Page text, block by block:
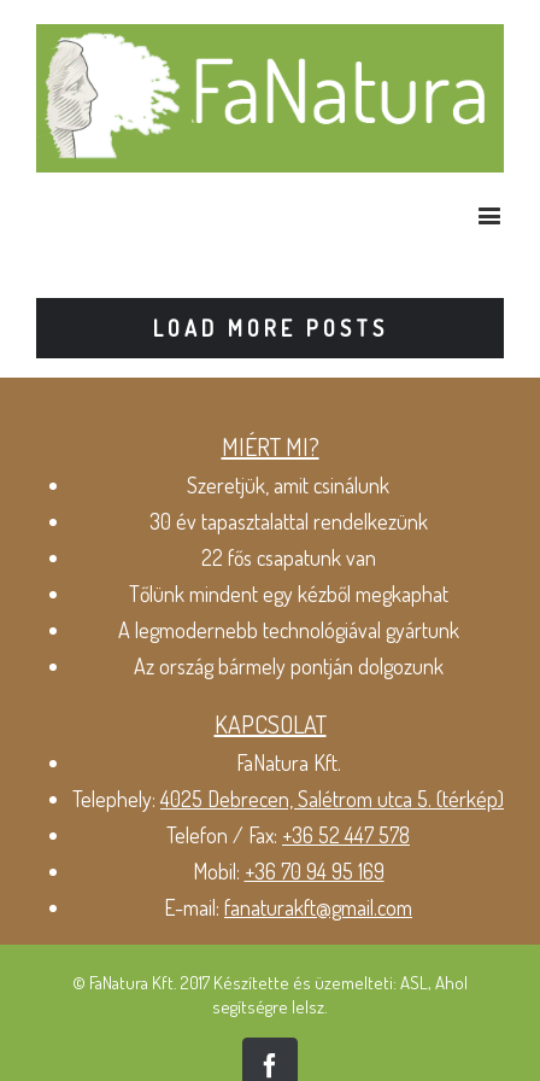
LOAD MORE POSTS
MIÉRT MI?
Szeretjük, amit csinálunk
30 év tapasztalattal rendelkezünk
22 fős csapatunk van
Tőlünk mindent egy kézből megkaphat
A legmodernebb technológiával gyártunk
Az ország bármely pontján dolgozunk
KAPCSOLAT
FaNatura Kft.
Telephely:4025 Debrecen, Salétrom utca 5. (térkép)
Telefon / Fax: +36 52 447 578
Mobil: +36 70 94 95 169
E-mail: fanaturakft@gmail.com
© FaNatura Kft. 2017 Készítette és üzemelteti: ASL, Ahol
segítségre lelsz.